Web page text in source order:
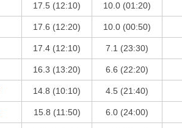
17.5 (12:10) 10.0 (01:20)
17.6 (12:20) 10.0 (00:50)
17.4 (12:10) 7.1 (23:30)
16.3 (13:20) 6.6 (22:20)
14.8 (10:10) 4.5 (21:40)
15.8 (11:50) 6.0 (24:00)